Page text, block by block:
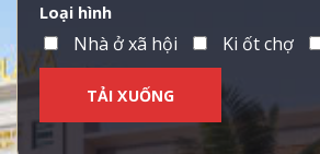
Loại hình
Nhà ở xã hội Ki ốt chợ